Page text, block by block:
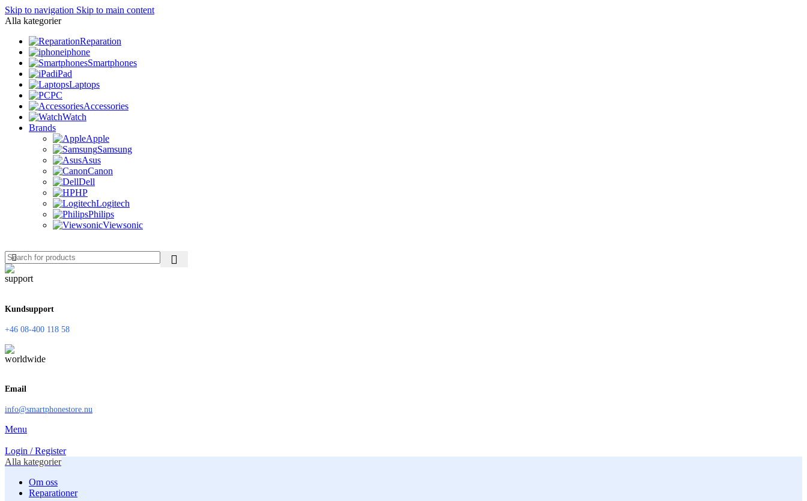
Skip to navigation Skip to main content
Alla kategorier
Reparation
iphone
Smartphones
iPad
Laptops
PC
Accessories
Watch
Brands
Apple
Samsung
Asus
Canon
Dell
HP
Logitech
Philips
Viewsonic
Kundsupport
+46 08-400 118 58
Email
info@smartphonestore.nu
Menu
Login / Register
Alla kategorier
Om oss
Reparationer